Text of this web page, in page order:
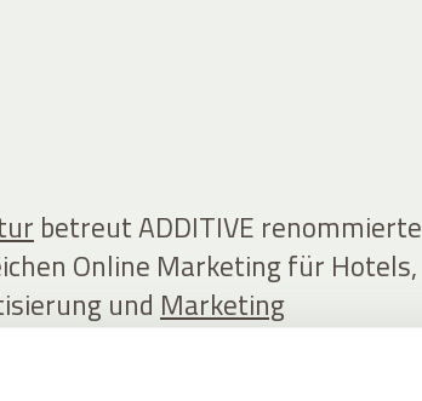
betreut ADDITIVE renommierte
Online Marketing für Hotels,
und Marketing